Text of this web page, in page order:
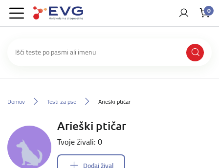
0
Domov Testi za pse Arieški ptičar
Arieški ptičar
Tvoje živali: 0
Dodaj žival